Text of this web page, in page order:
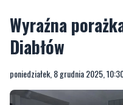
poniedziałek, 8 grudnia 2025, 10:30